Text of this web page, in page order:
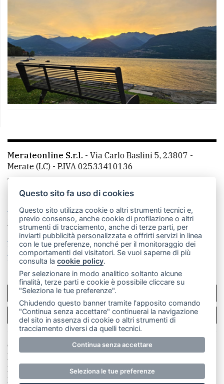
Merateonline S.r.l. - Via Carlo Baslini 5, 23807 -
Merate (LC) - P.IVA 02533410136
Telefono:
mail: redazione@leccoonline.com
La redazione
MerateOnline CasateOnline
RSS
Made by VIP
Privacy policy
Cookie policy
Rivedi le tue scelte sui cookie
SCRIVICI
PER LA TUA PUBBLICITÀ
© Copyright Merateonline S.r.l. - Tutti i diritti riservati.
E' proibita la riproduzione e pubblicazione anche
parziale di testi, articoli e immagini senza la
preventiva autorizzazione scritta dell'editore. RI Lecco
Questo sito fa uso di cookies
Questo sito utilizza cookie o altri strumenti tecnici e,
previo consenso, anche cookie di profilazione o altri
strumenti di tracciamento, anche di terze parti, per
inviarti pubblicità personalizzata e offrirti servizi in linea
con le tue preferenze, nonché per il monitoraggio dei
comportamenti dei visitatori. Se vuoi saperne di più
consulta lacookie policy.
Per selezionare in modo analitico soltanto alcune
finalità, terze parti e cookie è possibile cliccare su
"Seleziona le tue preferenze".
Chiudendo questo banner tramite l'apposito comando
"Continua senza accettare" continuerai la navigazione
del sito in assenza di cookie o altri strumenti di
tracciamento diversi da quelli tecnici.
Continua senza accettare
Seleziona le tue preferenze